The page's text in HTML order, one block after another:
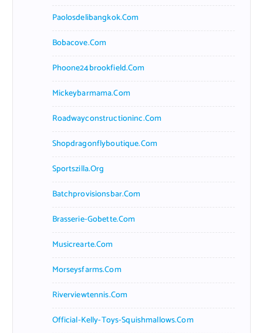
Paolosdelibangkok.com
Bobacove.com
Phoone24brookfield.com
Mickeybarmama.com
Roadwayconstructioninc.com
Shopdragonflyboutique.com
Sportszilla.org
Batchprovisionsbar.com
Brasserie-Gobette.com
Musicrearte.com
Morseysfarms.com
Riverviewtennis.com
Official-Kelly-Toys-Squishmallows.com